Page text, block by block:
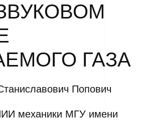
ГАЗА
Попович
механики МГУ имени